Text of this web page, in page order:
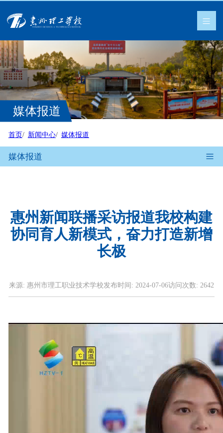
媒体报道
首页 新闻中心 媒体报道
媒体报道
惠州新闻联播采访报道我校构建
协同育人新模式，奋力打造新增
长极
来源: 惠州市理工职业技术学校发布时间: 2024-07-06访问次数: 2642